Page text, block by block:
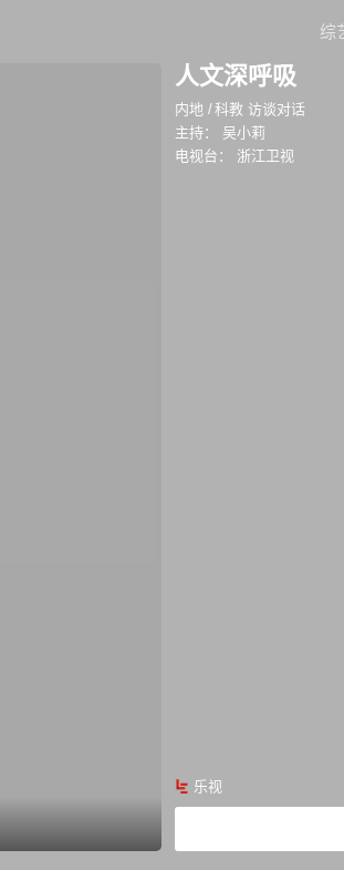
综
人文深呼吸
内地 /科教 访谈对话
主持：
吴小莉
电视台：
浙江卫视
乐视